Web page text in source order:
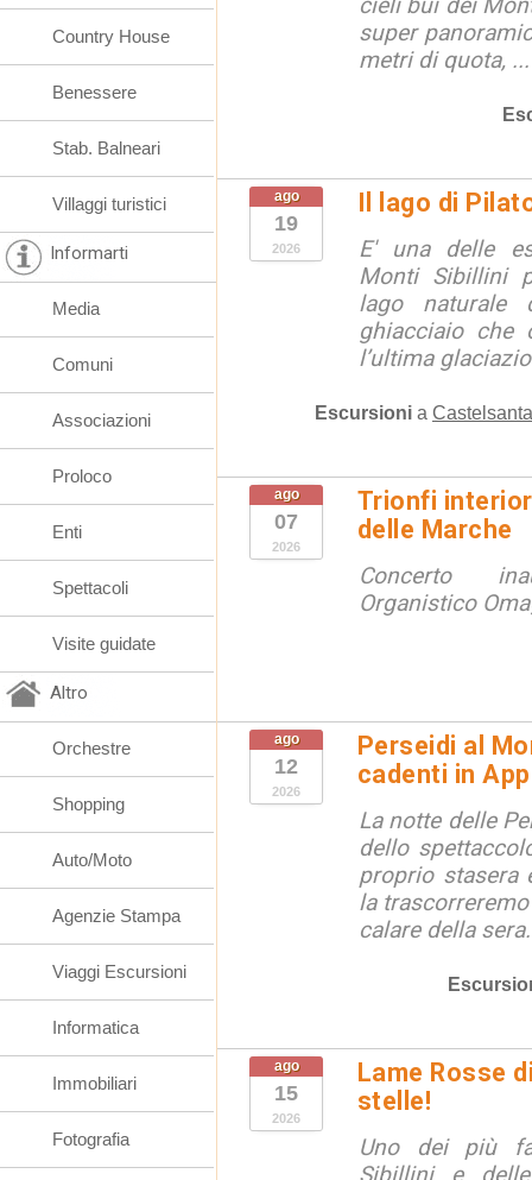
super
metri di quota, ...
ago
19
2026
Il lago di
E' una delle
Monti Sibillini
lago naturale
ghiacciaio che
l’ultima
Escursioni a
ago
07
2026
Trionfi
delle Marche
Concerto
Organistico
ago
12
2026
Perseidi al
cadenti in
La notte delle
dello
proprio stasera
la
calare della
ago
15
2026
Lame Rosse
stelle!
Uno dei più
Country House
Benessere
Stab. Balneari
Villaggi turistici
Informarti
Media
Comuni
Associazioni
Proloco
Enti
Spettacoli
Visite guidate
Altro
Orchestre
Shopping
Auto/Moto
Agenzie Stampa
Viaggi Escursioni
Informatica
Immobiliari
Fotografia